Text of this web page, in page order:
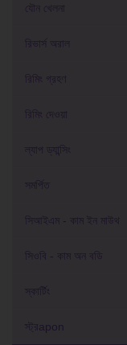
যৌন খেলনা
রিভার্স অরাল
রিমিং গ্রহণ
রিমিং দেওয়া
ল্যাপ ড্যান্সিং
সমর্পিত
সিআইএম - কাম ইন মাউথ
সিওবি - কাম অন বডি
স্কার্টিং
স্ট্রapon